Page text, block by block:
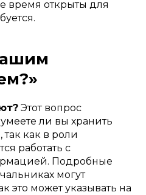
время открыты для
Этот вопрос
ли вы хранить
как в роли
работать с
Подробные
могут
это может указывать на